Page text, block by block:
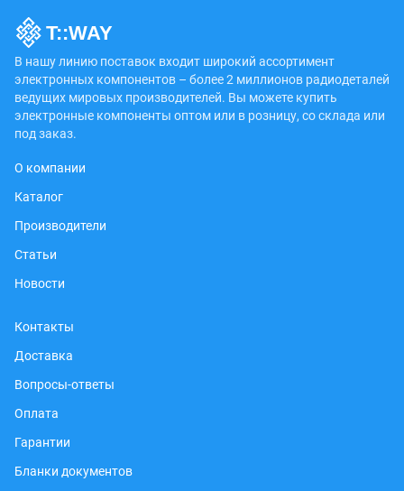
В нашу линию поставок входит широкий ассортимент
электронных компонентов – более 2 миллионов радиодеталей
ведущих мировых производителей. Вы можете купить
электронные компоненты оптом или в розницу, со склада или
под заказ.
О компании
Каталог
Производители
Статьи
Новости
Контакты
Доставка
Вопросы-ответы
Оплата
Гарантии
Бланки документов